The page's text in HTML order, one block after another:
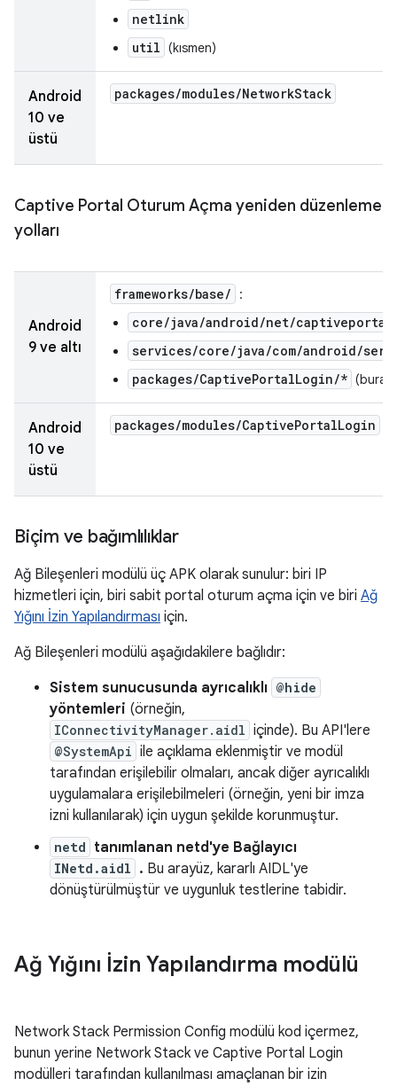
netlink
util (kısmen)
Android
10 ve
üstü
packages/modules/NetworkStack
Captive Portal Oturum Açma yeniden düzenleme
yolları
Android
9 ve altı
frameworks/base/ :
core/java/android/net/
services/core/java/com/android/
packages/CaptivePortalLogin/*
Android
10 ve
üstü
packages/modules/CaptivePortalLogin
Biçim ve bağımlılıklar
Ağ Bileşenleri modülü üç APK olarak sunulur: biri IP
hizmetleri için, biri sabit portal oturum açma için ve biri Ağ
Yığını İzin Yapılandırması için.
Ağ Bileşenleri modülü aşağıdakilere bağlıdır:
Sistem sunucusunda ayrıcalıklı @hide
yöntemleri (örneğin,
IConnectivityManager.aidl içinde). Bu API'lere
@SystemApi ile açıklama eklenmiştir ve modül
tarafından erişilebilir olmaları, ancak diğer ayrıcalıklı
uygulamalara erişilebilmeleri (örneğin, yeni bir imza
izni kullanılarak) için uygun şekilde korunmuştur.
netd tanımlanan netd'ye Bağlayıcı
INetd.aidl . Bu arayüz, kararlı AIDL'ye
dönüştürülmüştür ve uygunluk testlerine tabidir.
Ağ Yığını İzin Yapılandırma modülü
Network Stack Permission Config modülü kod içermez,
bunun yerine Network Stack ve Captive Portal Login
modülleri tarafından kullanılması amaçlanan bir izin